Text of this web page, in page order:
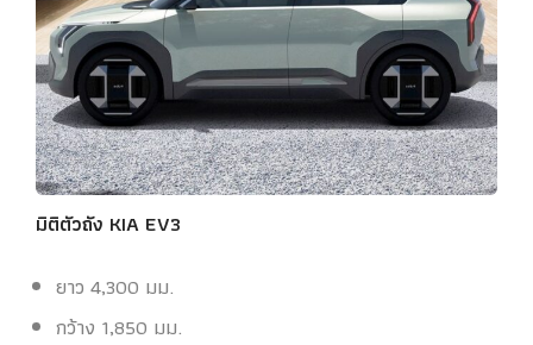
มิติตัวถัง KIA EV3
ยาว 4,300 มม.
กว้าง 1,850 มม.